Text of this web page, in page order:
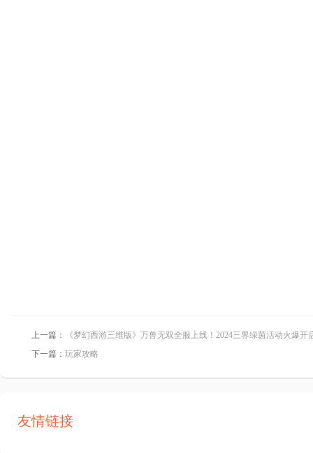
上一篇：
《梦幻西游三维版》万兽无双全服上线！2024三界绿茵活动火爆开
下一篇： 玩家攻略
友情链接